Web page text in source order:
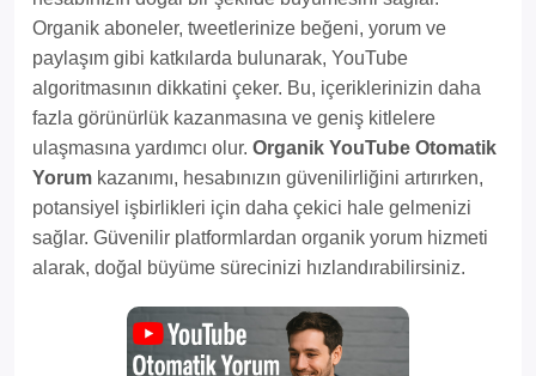
Organik aboneler, tweetlerinize beğeni, yorum ve
paylaşım gibi katkılarda bulunarak, YouTube
algoritmasının dikkatini çeker. Bu, içeriklerinizin daha
fazla görünürlük kazanmasına ve geniş kitlelere
ulaşmasına yardımcı olur. Organik YouTube Otomatik
Yorum kazanımı, hesabınızın güvenilirliğini artırırken,
potansiyel işbirlikleri için daha çekici hale gelmenizi
sağlar. Güvenilir platformlardan organik yorum hizmeti
alarak, doğal büyüme sürecinizi hızlandırabilirsiniz.